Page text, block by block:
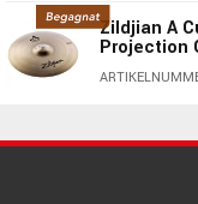
Meinl
Finger
Zildjian A
Projection
Crash